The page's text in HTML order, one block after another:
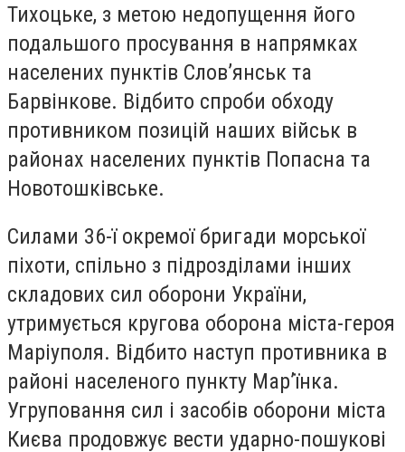
Тихоцьке, з метою недопущення його
подальшого просування в напрямках
населених пунктів Слов’янськ та
Барвінкове. Відбито спроби обходу
противником позицій наших військ в
районах населених пунктів Попасна та
Новотошківське.
Силами 36-ї окремої бригади морської
піхоти, спільно з підрозділами інших
складових сил оборони України,
утримується кругова оборона міста-героя
Маріуполя. Відбито наступ противника в
районі населеного пункту Мар’їнка.
Угруповання сил і засобів оборони міста
Києва продовжує вести ударно-пошукові